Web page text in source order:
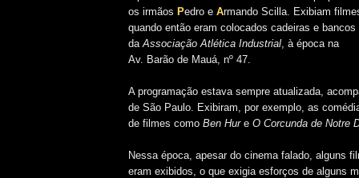
os irmãos Pedro e Armando Scilla. Exibiam
quando então eram colocados cadeiras e bancos
da Associação Atlética Industrial , à época na
Av. Barão de Mauá, nº 47.
A programação estava sempre atualizada,
de São Paulo. Exibiram, por exemplo, as
de filmes como Ben Hure O Corcunda de Notre
Nessa época, apesar do cinema falado, alguns
eram exibidos, o que exigia esforços de alguns